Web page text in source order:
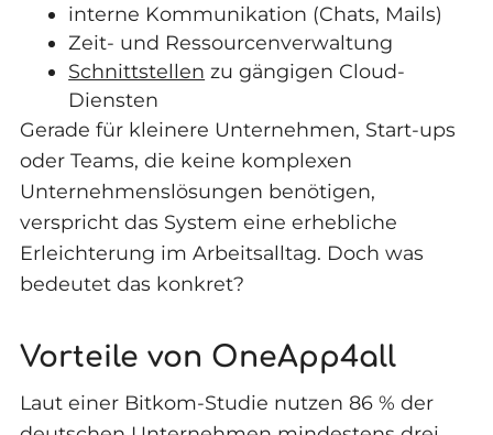
interne Kommunikation (Chats, Mails)
Zeit- und Ressourcenverwaltung
Schnittstellen zu gängigen Cloud-
Diensten
Gerade für kleinere Unternehmen, Start-ups
oder Teams, die keine komplexen
Unternehmenslösungen benötigen,
verspricht das System eine erhebliche
Erleichterung im Arbeitsalltag. Doch was
bedeutet das konkret?
Vorteile von OneApp4all
Laut einer Bitkom-Studie nutzen 86 % der